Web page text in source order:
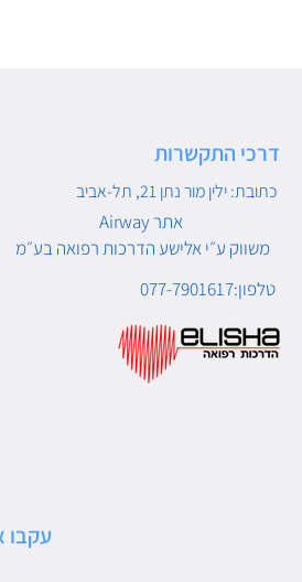
דרכי התקשרות
כתובת: ילין מור נתן 21, תל-אביב
Airway אתר
משווק ע״י אלישע הדרכות רפואה בע״מ
טלפון:077-7901617
עקבו